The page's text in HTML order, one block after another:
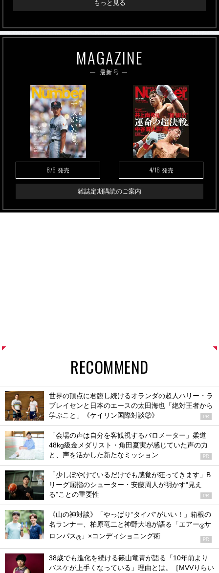
もっと見る
MAGAZINE
最新号
8/6 発売 4/16 発売
雑誌定期購読のご案内
RECOMMEND
世界の頂点に君臨し続けるオランダの超人ハリー・ラ
ブレイセンと日本のエースの太田海也「絶対王者から
学ぶこと」《ケイリン国際対談②》
PR
「会場の声は自分を客観視するバロメーター」柔道
48kg級金メダリスト・角田夏実が感じていた声の力
と、声を活かした新たなミッション
PR
「少しぼやけているだけでも感覚が狂ってきます」B
リーグ屈指のシューター・安藤周人が明かす“見え
る”ことの重要性
PR
《山の神対談》「やっぱり“タイパ”がいい！」箱根の
名ランナー、柏原竜二と神野大地が語る「エアー®サ
ロンパス® 」×コンディショニング術 PR
38歳でも進化を続ける篠山竜青が語る「10年前より
バスケが上手くなっている」理由とは。［MVVりらい